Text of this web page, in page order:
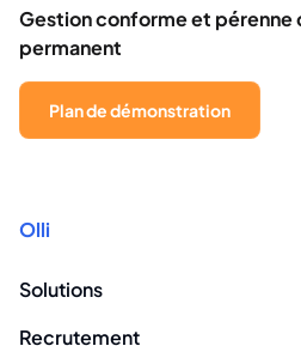
Gestion conforme et pérenne
permanent
Plan de démonstration
Olli
Solutions
Recrutement